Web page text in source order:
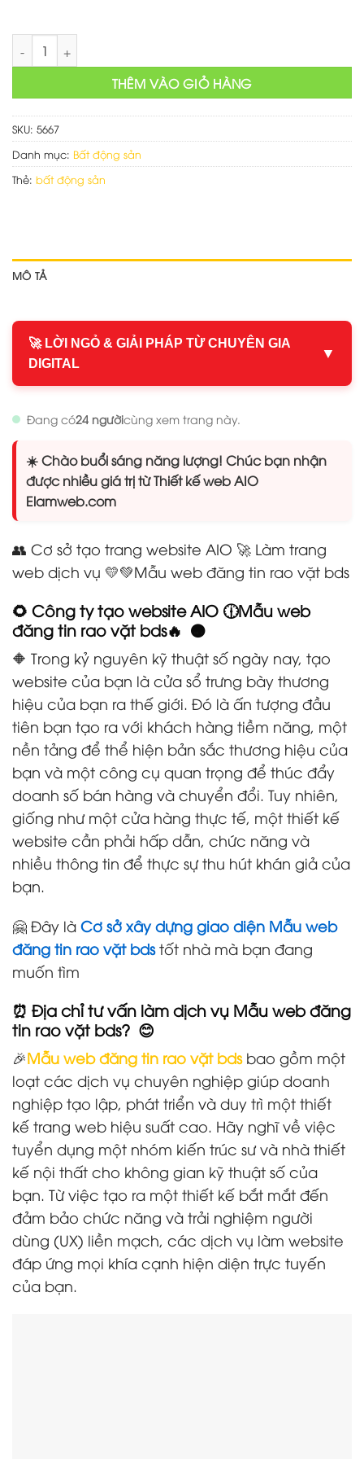
Mẫu web đăng tin rao vặt bds số lượng
THÊM VÀO GIỎ HÀNG
SKU: 5667
Danh mục: Bất động sản
Thẻ: bất động sản
MÔ TẢ
🚀 LỜI NGỎ & GIẢI PHÁP TỪ CHUYÊN GIA
DIGITAL
▼
Đang có24 ngườicùng xem trang này.
☀️ Chào buổi sáng năng lượng! Chúc bạn nhận
được nhiều giá trị từ Thiết kế web AIO
Elamweb.com
👥 Cơ sở tạo trang website AIO 🚀 Làm trang
web dịch vụ 💛💚Mẫu web đăng tin rao vặt bds
🌻 Công ty tạo website AIO 🕧Mẫu web
đăng tin rao vặt bds🔥 🟠
🔶 Trong kỷ nguyên kỹ thuật số ngày nay, tạo
website của bạn là cửa sổ trưng bày thương
hiệu của bạn ra thế giới. Đó là ấn tượng đầu
tiên bạn tạo ra với khách hàng tiềm năng, một
nền tảng để thể hiện bản sắc thương hiệu của
bạn và một công cụ quan trọng để thúc đẩy
doanh số bán hàng và chuyển đổi. Tuy nhiên,
giống như một cửa hàng thực tế, một thiết kế
website cần phải hấp dẫn, chức năng và
nhiều thông tin để thực sự thu hút khán giả của
bạn.
🤗 Đây là Cơ sở xây dựng giao diện Mẫu web
đăng tin rao vặt bdstốt nhà mà bạn đang
muốn tìm
⏰ Địa chỉ tư vấn làm dịch vụ Mẫu web đăng
tin rao vặt bds? 😊
🎉Mẫu web đăng tin rao vặt bdsbao gồm một
loạt các dịch vụ chuyên nghiệp giúp doanh
nghiệp tạo lập, phát triển và duy trì một thiết
kế trang web hiệu suất cao. Hãy nghĩ về việc
tuyển dụng một nhóm kiến trúc sư và nhà thiết
kế nội thất cho không gian kỹ thuật số của
bạn. Từ việc tạo ra một thiết kế bắt mắt đến
đảm bảo chức năng và trải nghiệm người
dùng (UX) liền mạch, các dịch vụ làm website
đáp ứng mọi khía cạnh hiện diện trực tuyến
của bạn.